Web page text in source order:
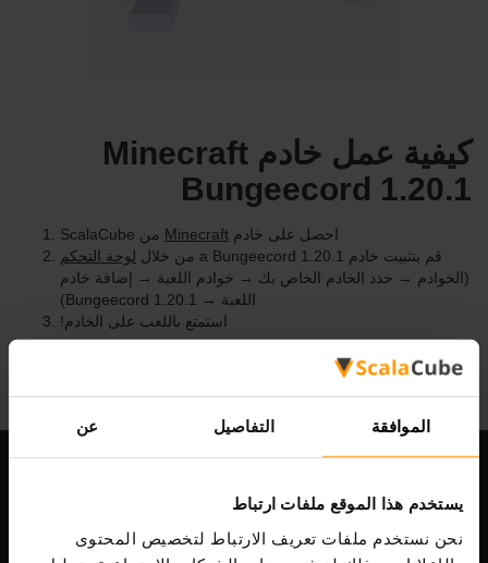
الموافقة التفاصيل عن
يستخدم هذا الموقع ملفات ارتباط
نحن نستخدم ملفات تعريف الارتباط لتخصيص المحتوى
كيفية عمل خادم Minecraft
Bungeecord 1.20.1
احصل على خادم Minecraft من ScalaCube
قم بتثبيت خادم a Bungeecord 1.20.1 من خلال
لوحة التحكم
(الخوادم → حدد الخادم الخاص بك → خوادم اللعبة → إضافة خادم
اللعبة → Bungeecord 1.20.1)
استمتع باللعب على الخادم!